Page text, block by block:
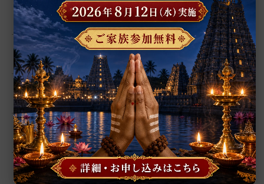
人気記事
聖典・経典
インド哲学
マハーヴァーキヤ
サンスクリット